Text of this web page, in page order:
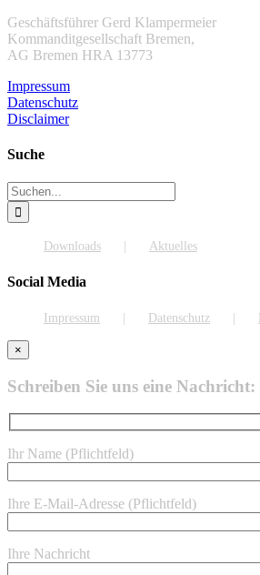
Geschäftsführer Gerd Klampermeier
Kommanditgesellschaft Bremen,
AG Bremen HRA 13773
Impressum
Datenschutz
Disclaimer
Suche
Suche
nach:
Downloads Aktuelles
Social Media
Impressum Datenschutz
×
Schreiben Sie uns eine Nachricht:
Ihr Name (Pflichtfeld)
Ihre E-Mail-Adresse (Pflichtfeld)
Ihre Nachricht